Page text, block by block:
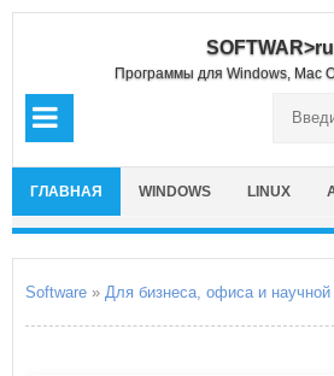
SOFTWAR>ru
Программы для Windows, Mac
ГЛАВНАЯ WINDOWS LINUX
Software » Для бизнеса, офиса и научной